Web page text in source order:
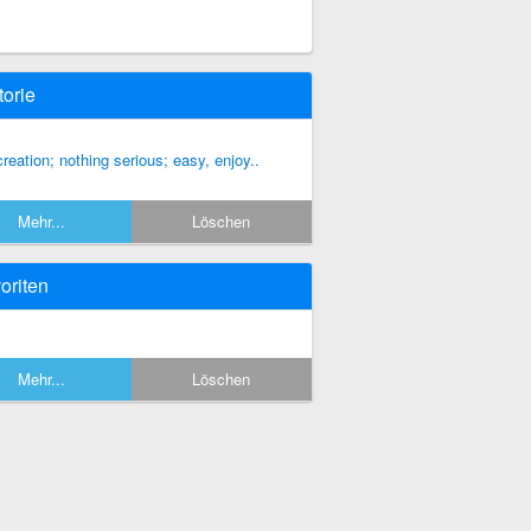
nothing serious; easy, enjoy..
Mehr... Löschen
Mehr... Löschen